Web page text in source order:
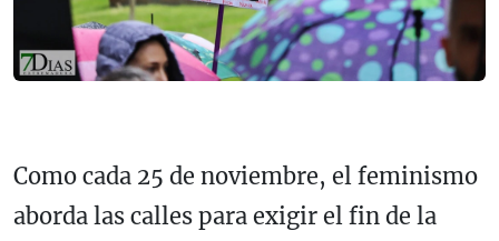
Como cada 25 de noviembre, el feminismo
aborda las calles para exigir el fin de la